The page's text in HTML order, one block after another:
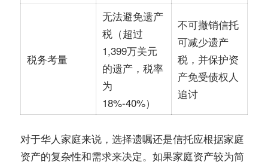
税务考量
无法避免遗产
税（超过
1,399万美元
的遗产，税率
为
18%-40%）
不可撤销信托
可减少遗产
税，并保护资
产免受债权人
追讨
对于华人家庭来说，选择遗嘱还是信托应根据家庭
资产的复杂性和需求来决定。如果家庭资产较为简